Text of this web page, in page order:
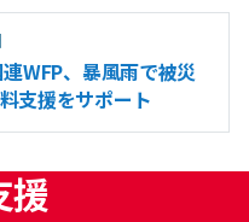
WFP、暴風雨で被災
支援をサポート
援